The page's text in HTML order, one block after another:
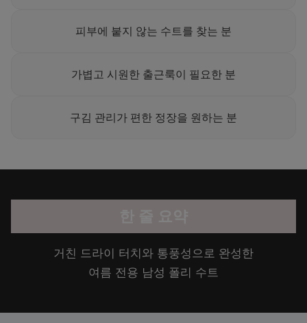
피부에 붙지 않는 수트를 찾는 분
가볍고 시원한 출근룩이 필요한 분
구김 관리가 편한 정장을 원하는 분
거친 드라이 터치와 통풍성으로 완성한
여름 전용 남성 폴리 수트